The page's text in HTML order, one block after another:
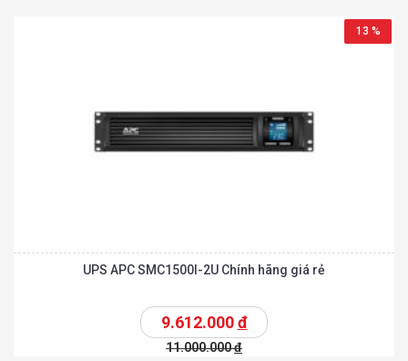
13 %
UPS APC SMC1500I-2U Chính hãng giá rẻ
9.612.000đ
11.000.000đ